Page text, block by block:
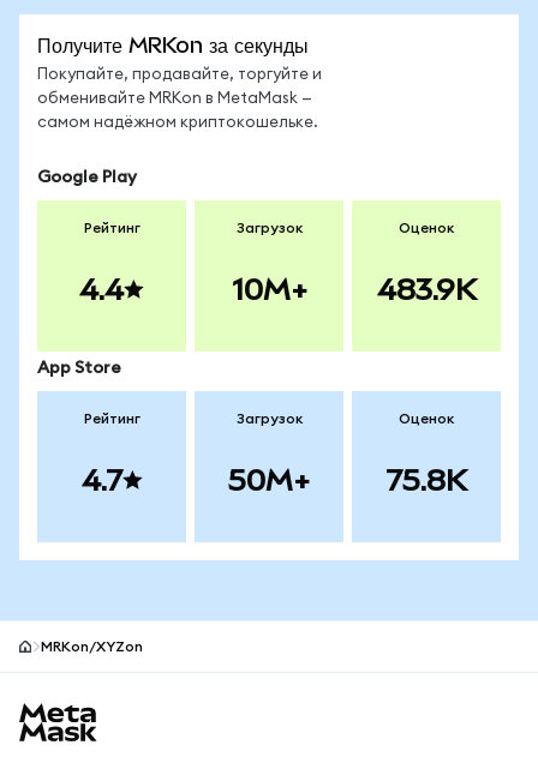
Получите MRKon за секунды
Покупайте, продавайте, торгуйте и
обменивайте MRKon в MetaMask —
самом надёжном криптокошельке.
Google Play
Рейтинг
4.4
Загрузок
10M+
Оценок
483.9K
App Store
Рейтинг
4.7
Загрузок
50M+
Оценок
75.8K
MRKon/XYZon